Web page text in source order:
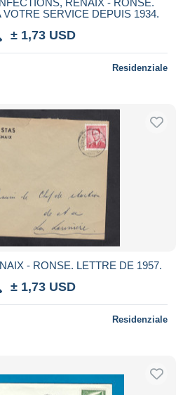
VOTRE SERVICE DEPUIS 1934.
± 1,73 USD
Residenziale
- RONSE. LETTRE DE 1957.
± 1,73 USD
Residenziale